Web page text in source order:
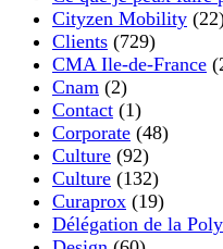
Cityzen Mobility
Clients (729)
CMA Ile-de-France
Cnam (2)
Contact (1)
Corporate (48)
Culture (92)
Culture (132)
Curaprox (19)
Délégation de la